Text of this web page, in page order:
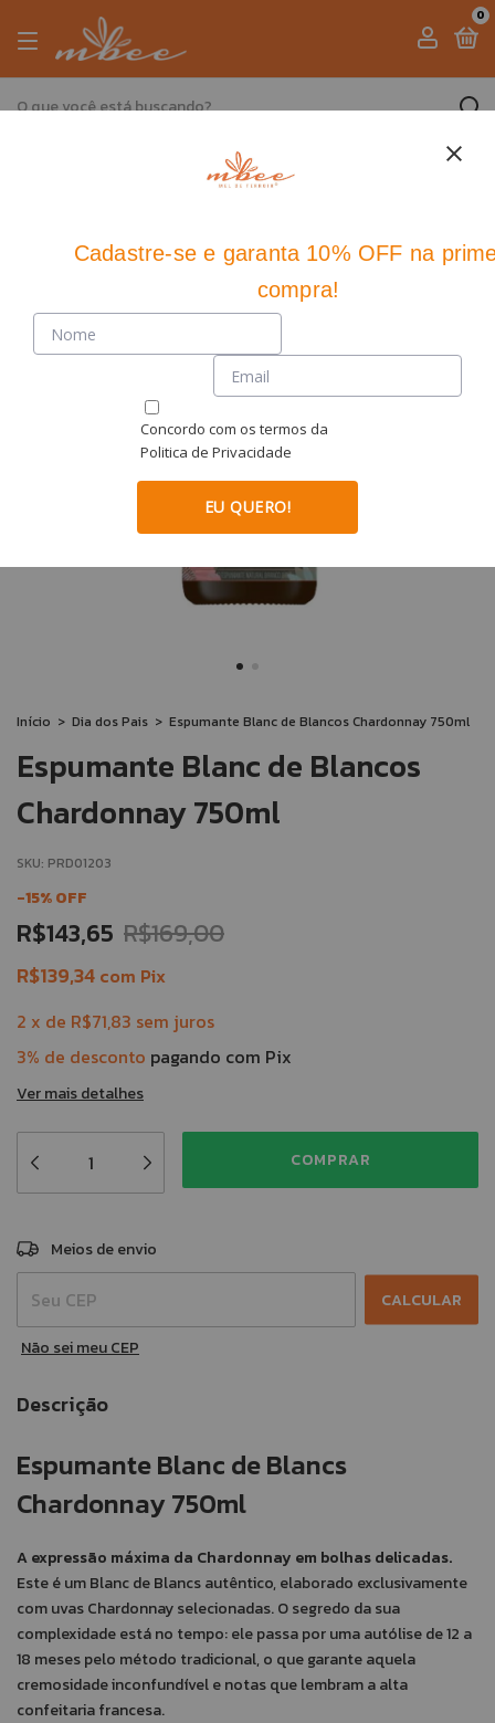
0
Início > Dia dos Pais > Espumante Blanc de Blancos Chardonnay 750ml
Espumante Blanc de Blancos
Chardonnay 750ml
SKU: PRD01203
-15%OFF
R$143,65 R$169,00
R$139,34 com Pix
2 x de R$71,83 sem juros
3% de desconto pagando com Pix
Ver mais detalhes
Entregas para o CEP:
Meios de envio
CALCULAR
Não sei meu CEP
Descrição
Espumante Blanc de Blancs
Chardonnay 750ml
A expressão máxima da Chardonnay em bolhas delicadas.
Este é um Blanc de Blancs autêntico, elaborado exclusivamente
com uvas Chardonnay selecionadas. O segredo da sua
complexidade está no tempo: ele passa por uma autólise de 12 a
18 meses pelo método tradicional, o que garante aquela
cremosidade inconfundível e notas que lembram a alta
confeitaria francesa.
Cadastre-see garanta 10% OFF na
compra!
Concordo com os termos da
Politica de Privacidade
EU QUERO!